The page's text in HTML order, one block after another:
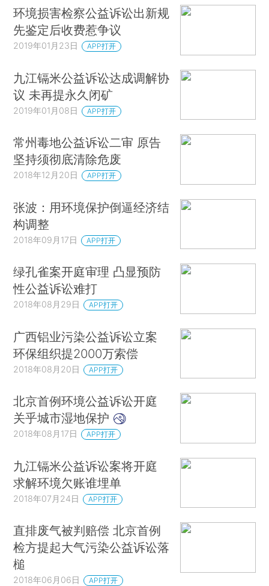
环境损害检察公益诉讼出新规
先鉴定后收费惹争议
2019年01月23日 APP打开
九江镉米公益诉讼达成调解协
议 未再提永久闭矿
2019年01月08日 APP打开
常州毒地公益诉讼二审 原告
坚持须彻底清除危废
2018年12月20日 APP打开
张波：用环境保护倒逼经济结
构调整
2018年09月17日 APP打开
绿孔雀案开庭审理 凸显预防
性公益诉讼难打
2018年08月29日 APP打开
广西铝业污染公益诉讼立案
环保组织提2000万索偿
2018年08月20日 APP打开
北京首例环境公益诉讼开庭
关乎城市湿地保护
2018年08月17日 APP打开
九江镉米公益诉讼案将开庭
求解环境欠账谁埋单
2018年07月24日 APP打开
直排废气被判赔偿 北京首例
检方提起大气污染公益诉讼落
槌
2018年06月06日 APP打开